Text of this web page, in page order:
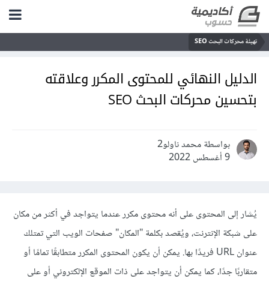
تهيئة محركات البحث SEO
الدليل النهائي للمحتوى المكرر وعلاقته
بتحسين محركات البحث SEO
بواسطة محمد ناولو2
9 أغسطس 2022
يُشار إلى المحتوى على أنه محتوى مكرر عندما يتواجد في أكثر من مكان
على شبكة الإنترنت، ويُقصد بكلمة "المكان" صفحات الويب التي تمتلك
عنوان URL فريدًا بها. يمكن أن يكون المحتوى المكرر متطابقًا تمامًا أو
متقاربًا جدًا، كما يمكن أن يتواجد على ذات الموقع الإلكتروني أو على